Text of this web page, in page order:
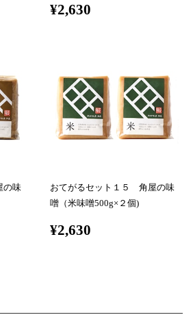
¥2,630
の味
おてがるセット１５ 角屋の味
噌（米味噌500g×２個)
¥2,630